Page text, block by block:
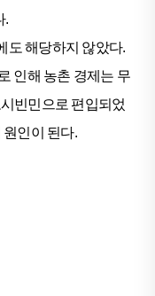
.
도 해당하지 않았다.
인해 농촌 경제는 무
빈민으로 편입되었
원인이 된다.